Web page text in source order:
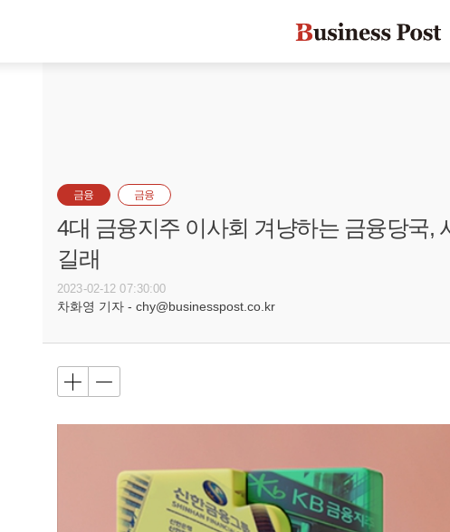
금융 금융
4대 금융지주 이사회 겨냥하는 금융당국,
길래
2023-02-12 07:30:00
차화영 기자 - chy@businesspost.co.kr